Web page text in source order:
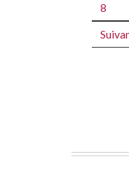
8